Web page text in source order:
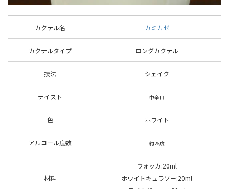
カクテル名 カミカゼ
カクテルタイプ ロングカクテル
技法 シェイク
テイスト 中辛口
色 ホワイト
アルコール度数 約26度
材料
ウォッカ:20ml
ホワイトキュラソー:20ml